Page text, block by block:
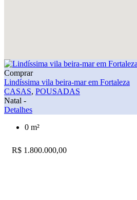
Comprar
Lindíssima vila beira-mar em Fortaleza
CASAS, POUSADAS
Natal -
Detalhes
0 m²
R$ 1.800.000,00